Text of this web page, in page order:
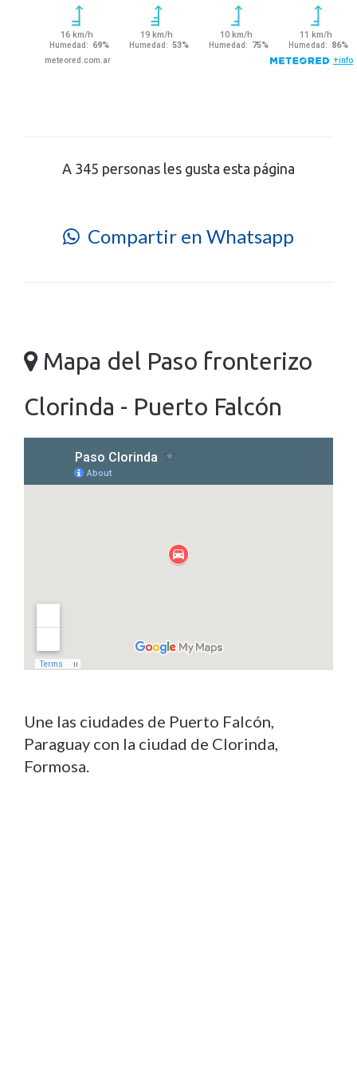
A 345 personas les gusta esta página
Compartir en Whatsapp
Mapa del Paso fronterizo
Clorinda - Puerto Falcón
Une las ciudades de Puerto Falcón,
Paraguay con la ciudad de Clorinda,
Formosa.